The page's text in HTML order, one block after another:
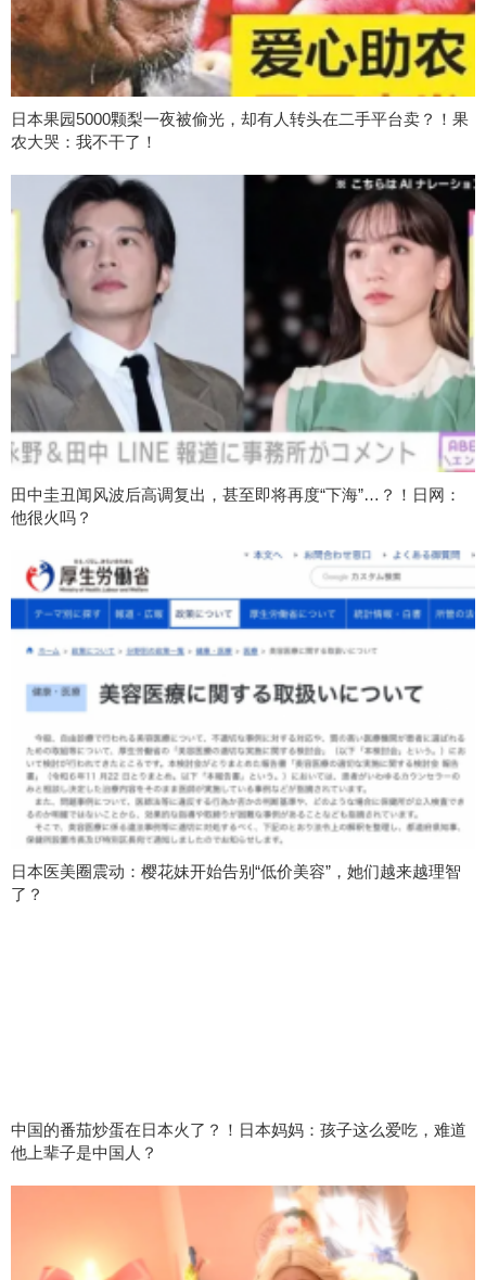
日本果园5000颗梨一夜被偷光，却有人转头在二手平台卖？！果
农大哭：我不干了！
田中圭丑闻风波后高调复出，甚至即将再度“下海”…？！日网：
他很火吗？
日本医美圈震动：樱花妹开始告别“低价美容”，她们越来越理智
了？
中国的番茄炒蛋在日本火了？！日本妈妈：孩子这么爱吃，难道
他上辈子是中国人？